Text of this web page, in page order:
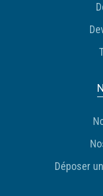
Déposer